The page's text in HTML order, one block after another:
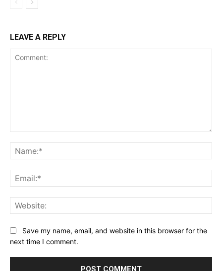
LEAVE A REPLY
Save my name, email, and website in this browser for the
next time I comment.